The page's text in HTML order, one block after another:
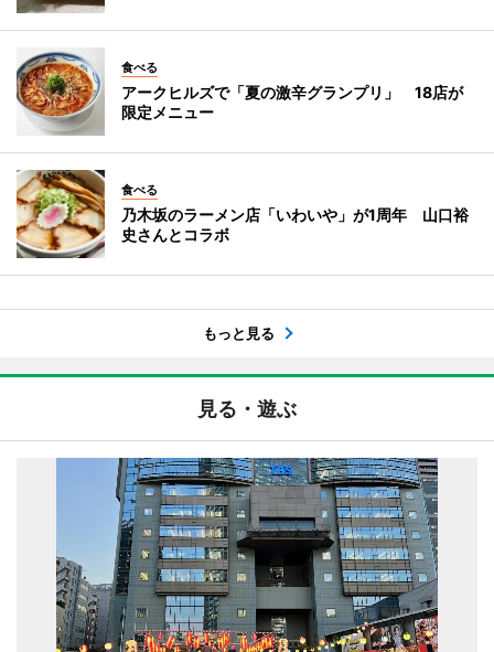
食べる
アークヒルズで「夏の激辛グランプリ」 18店が
限定メニュー
食べる
乃木坂のラーメン店「いわいや」が1周年 山口裕
史さんとコラボ
もっと見る
見る・遊ぶ